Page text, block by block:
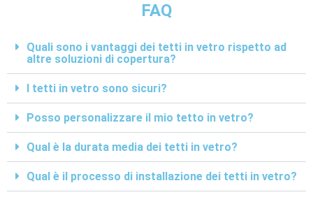
FAQ
Quali sono i vantaggi dei tetti in vetro rispetto ad
altre soluzioni di copertura?
I tetti in vetro sono sicuri?
Posso personalizzare il mio tetto in vetro?
Qual è la durata media dei tetti in vetro?
Qual è il processo di installazione dei tetti in vetro?